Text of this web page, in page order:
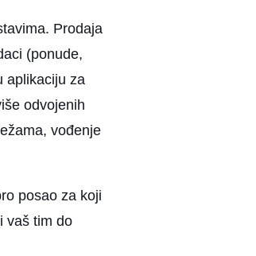
Prodaja
(ponude,
aplikaciju za
odvojenih
vođenje
posao za koji
vaš tim do